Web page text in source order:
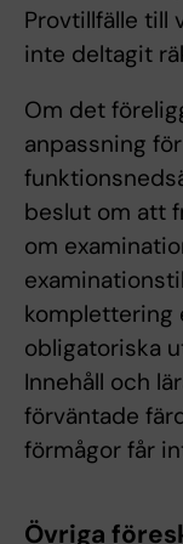
Provtillfälle till
inte deltagit
Om det
anpassning
beslut om att
om
komplettering
obligatoriska
Innehåll och
förväntade
förmågor får
Övriga